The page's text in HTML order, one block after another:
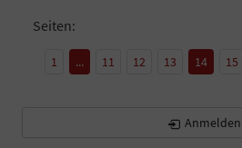
Seiten:
1 ... 11 12 13 14 15
Anmelden